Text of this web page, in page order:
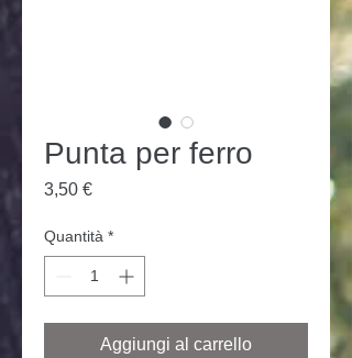
Punta per ferro
3,50 €Prezzo
Quantità *
Aggiungi al carrello